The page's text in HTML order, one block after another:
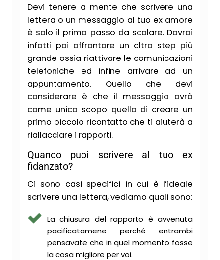
Devi tenere a mente che scrivere una
lettera o un messaggio al tuo ex amore
è solo il primo passo da scalare. Dovrai
infatti poi affrontare un altro step più
grande ossia riattivare le comunicazioni
telefoniche ed infine arrivare ad un
appuntamento. Quello che devi
considerare è che il messaggio avrà
come unico scopo quello di creare un
primo piccolo ricontatto che ti aiuterà a
riallacciare i rapporti.
Quando puoi scrivere al tuo ex
fidanzato?
Ci sono casi specifici in cui è l’ideale
scrivere una lettera, vediamo quali sono:
La chiusura del rapporto è avvenuta
pacificatamene perché entrambi
pensavate che in quel momento fosse
la cosa migliore per voi.